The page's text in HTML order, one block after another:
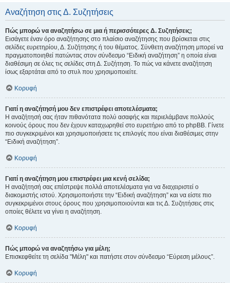
Αναζήτηση στις Δ. Συζητήσεις
Πώς μπορώ να αναζητήσω σε μια ή περισσότερες Δ. Συζητήσεις;
Εισάγετε έναν όρο αναζήτησης στο πλαίσιο αναζήτησης που βρίσκεται στις
σελίδες ευρετηρίου, Δ. Συζήτησης ή του θέματος. Σύνθετη αναζήτηση μπορεί να
πραγματοποιηθεί πατώντας στον σύνδεσμο “Ειδική αναζήτηση” η οποία είναι
διαθέσιμη σε όλες τις σελίδες στη Δ. Συζήτηση. Το πώς να κάνετε αναζήτηση
ίσως εξαρτάται από το στυλ που χρησιμοποιείτε.
Κορυφή
Γιατί η αναζήτησή μου δεν επιστρέφει αποτελέσματα;
Η αναζήτησή σας ήταν πιθανότατα πολύ ασαφής και περιελάμβανε πολλούς
κοινούς όρους που δεν έχουν καταχωρηθεί στο ευρετήριο από το phpBB. Γίνετε
πιο συγκεκριμένοι και χρησιμοποιήσετε τις επιλογές που είναι διαθέσιμες στην
“Ειδική αναζήτηση”.
Κορυφή
Γιατί η αναζήτηση μου επιστρέφει μια κενή σελίδα;
Η αναζήτησή σας επέστρεψε πολλά αποτελέσματα για να διαχειριστεί ο
διακομιστής ιστού. Χρησιμοποιήστε την “Ειδική αναζήτηση” και να είστε πιο
συγκεκριμένοι στους όρους που χρησιμοποιούνται και τις Δ. Συζητήσεις στις
οποίες θέλετε να γίνει η αναζήτηση.
Κορυφή
Πώς μπορώ να αναζητήσω για μέλη;
Επισκεφθείτε τη σελίδα "Μέλη" και πατήστε στον σύνδεσμο “Εύρεση μέλους”.
Κορυφή